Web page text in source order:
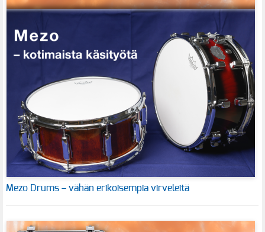
Mezo Drums – vähän erikoisempia virveleitä